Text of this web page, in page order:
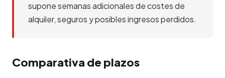
supone semanas adicionales de costes de
alquiler, seguros y posibles ingresos perdidos.
Comparativa de plazos